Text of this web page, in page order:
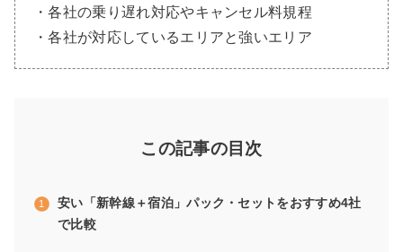
・各社の乗り遅れ対応やキャンセル料規程
・各社が対応しているエリアと強いエリア
この記事の目次
安い「新幹線＋宿泊」パック・セットをおすすめ4社
で比較